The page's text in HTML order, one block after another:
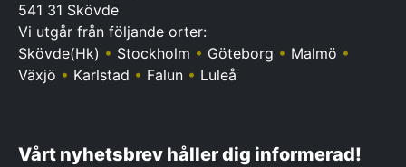
541 31 Skövde
Vi utgår från följande orter:
Skövde(Hk) • Stockholm • Göteborg • Malmö •
Växjö • Karlstad • Falun • Luleå
Vårt nyhetsbrev håller dig informerad!